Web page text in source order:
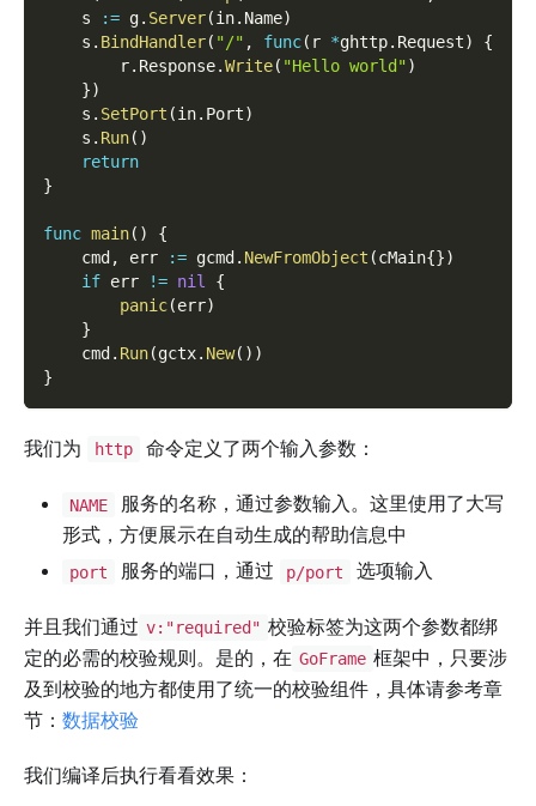
    s
:= g. Server(in. Name)
    s
. BindHandler( "/" , func( r *ghttp. Request)
{
        r
. Response.Write( "Hello world")
})
    s
. SetPort (in. Port)
    s
. Run( )
return
}
func main( )
{
    cmd
, err := gcmd . NewFromObject (cMain{})
if err != nil
{
panic(err)
}
    cmd
. Run(gctx. New( ) )
}
我们为 http 命令定义了两个输入参数：
NAME
服务的名称，通过参数输入。这里使用了大写
形式，方便展示在自动生成的帮助信息中
port 服务的端口，通过 p/port 选项输入
并且我们通过 v:"required" 校验标签为这两个参数都绑
定的必需的校验规则。是的，在 GoFrame 框架中，只要涉
及到校验的地方都使用了统一的校验组件，具体请参考章
节： 数据校验
我们编译后执行看看效果：